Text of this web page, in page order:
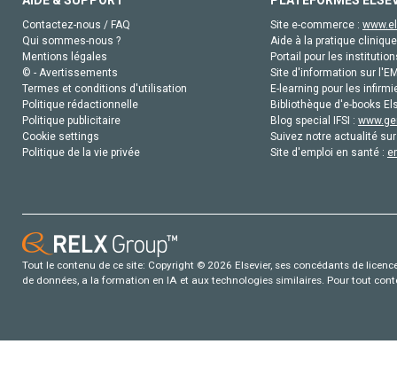
Contactez-nous / FAQ
Qui sommes-nous ?
Mentions légales
© - Avertissements
Termes et conditions d'utilisation
Politique rédactionnelle
Politique publicitaire
Cookie settings
Politique de la vie privée
Site e-commerce :
Aide à la pratique
Portail pour les
Site d'information sur
E-learning pour les
Bibliothèque d'e-books
Blog special IFSI :
Suivez notre actualité
Site d'emploi en santé :
Tout le contenu de ce site: Copyright © 2026 Elsevier, ses concédants de
de données, a la formation en IA et aux technologies similaires. Pour tout